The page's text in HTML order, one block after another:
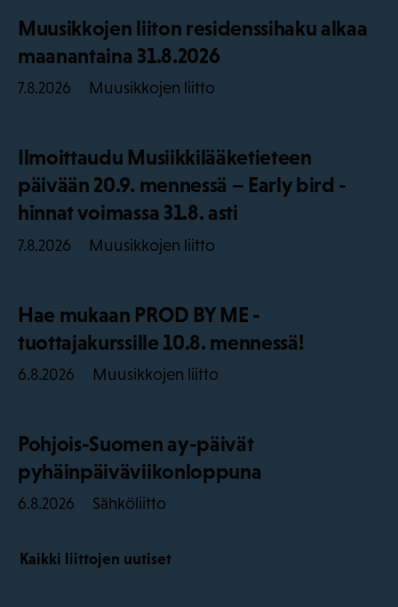
Muusikkojen liiton residenssihaku alkaa
maanantaina 31.8.2026
7.8.2026 Muusikkojen liitto
Ilmoittaudu Musiikkilääketieteen
päivään 20.9. mennessä – Early bird -
hinnat voimassa 31.8. asti
7.8.2026 Muusikkojen liitto
Hae mukaan PROD BY ME -
tuottajakurssille 10.8. mennessä!
6.8.2026 Muusikkojen liitto
Pohjois-Suomen ay-päivät
pyhäinpäiväviikonloppuna
6.8.2026 Sähköliitto
Kaikki liittojen uutiset